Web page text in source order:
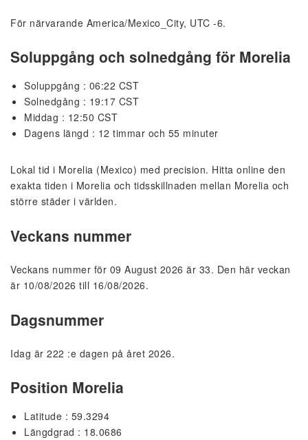
För närvarande America/Mexico_City, UTC -6.
Soluppgång och solnedgång för Morelia
Soluppgång : 06:22 CST
Solnedgång : 19:17 CST
Middag : 12:50 CST
Dagens längd : 12 timmar och 55 minuter
Lokal tid i Morelia (Mexico) med precision. Hitta online den
exakta tiden i Morelia och tidsskillnaden mellan Morelia och
större städer i världen.
Veckans nummer
Veckans nummer för 09 August 2026 är 33. Den här veckan
är 10/08/2026 till 16/08/2026.
Dagsnummer
Idag är 222 :e dagen på året 2026.
Position Morelia
Latitude : 59.3294
Längdgrad : 18.0686